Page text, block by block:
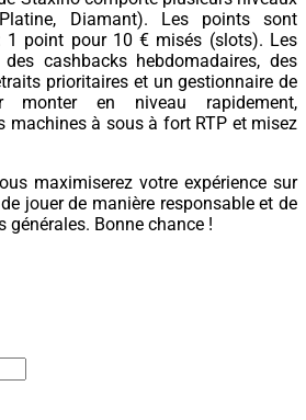
Diamant). Les points sont
1 point pour 10 € misés (slots). Les
cashbacks hebdomadaires, des
prioritaires et un gestionnaire de
monter en niveau rapidement,
machines à sous à fort RTP et misez
maximiserez votre expérience sur
jouer de manière responsable et de
Bonne chance !